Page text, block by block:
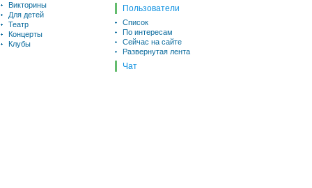
Викторины
Для детей
Театр
Концерты
Клубы
Пользователи
Список
По интересам
Сейчас на сайте
Развернутая лента
Чат